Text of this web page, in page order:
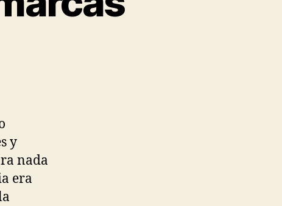
y
nada
era